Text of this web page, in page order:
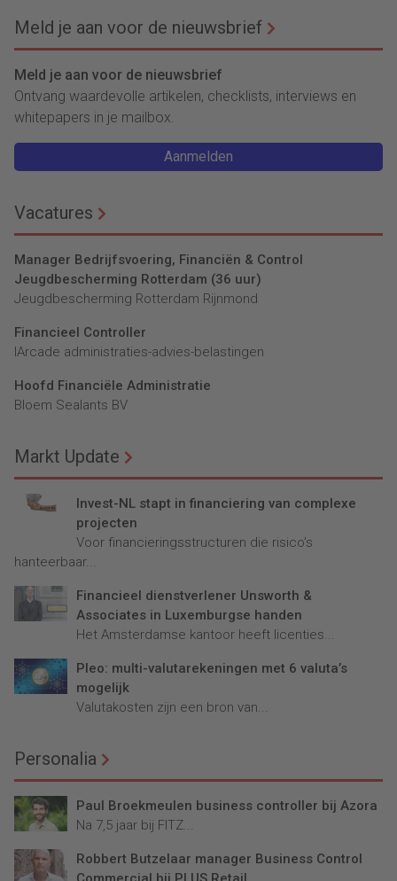
Meld je aan voor de nieuwsbrief
Meld je aan voor de nieuwsbrief
Ontvang waardevolle artikelen, checklists, interviews en
whitepapers in je mailbox.
Aanmelden
Vacatures
Manager Bedrijfsvoering, Financiën & Control
Jeugdbescherming Rotterdam (36 uur)
Jeugdbescherming Rotterdam Rijnmond
Financieel Controller
lArcade administraties-advies-belastingen
Hoofd Financiële Administratie
Bloem Sealants BV
Markt Update
Invest-NL stapt in financiering van complexe
projecten
Voor financieringsstructuren die risico’s
hanteerbaar...
Financieel dienstverlener Unsworth &
Associates in Luxemburgse handen
Het Amsterdamse kantoor heeft licenties...
Pleo: multi-valutarekeningen met 6 valuta’s
mogelijk
Valutakosten zijn een bron van...
Personalia
Paul Broekmeulen business controller bij Azora
Na 7,5 jaar bij FITZ...
Robbert Butzelaar manager Business Control